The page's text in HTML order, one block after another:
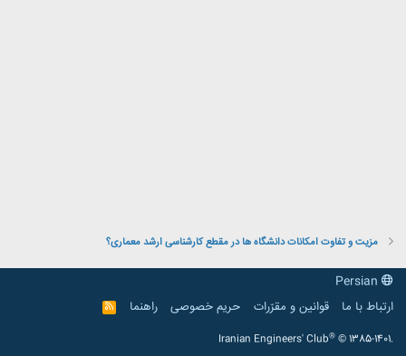
مزیت و تفاوت امکانات دانشگاه ها در مقطع کارشناسی ارشد معماری؟
ارتباط با ما
قوانین و مقرّرات حریم خصوصی راهنما
R
S
Iranian Engineers' Club® © 1385-1401.